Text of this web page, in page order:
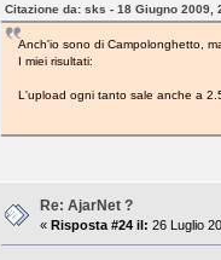
Citazione da: sks - 18 Giugno 2009,
Anch'io sono di Campolonghetto,
I miei risultati:
L'upload ogni tanto sale anche a 2.5
Re: AjarNet ?
« Risposta #24 il: 26 Luglio